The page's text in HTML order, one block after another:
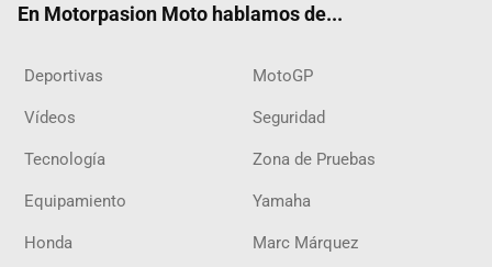
En Motorpasion Moto hablamos de...
Deportivas MotoGP
Vídeos Seguridad
Tecnología Zona de Pruebas
Equipamiento Yamaha
Honda Marc Márquez